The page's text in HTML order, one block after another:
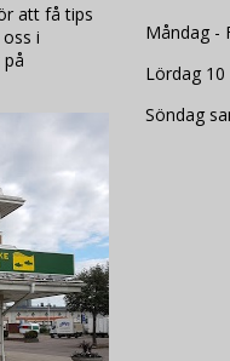
att få tips
i
Måndag -
Lördag 10
Söndag